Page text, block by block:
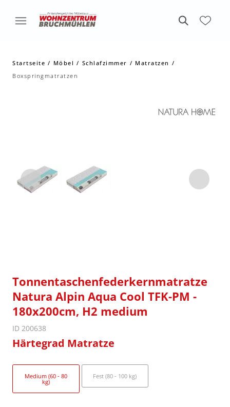
Startseite Möbel Schlafzimmer
Matratzen
Boxspringmatratzen
Tonnentaschenfederkernmatratze
Natura Alpin Aqua Cool TFK-PM -
180x200cm, H2 medium
ID 200638
Härtegrad Matratze
Medium (60 - 80
kg)
Fest (80 - 100 kg)